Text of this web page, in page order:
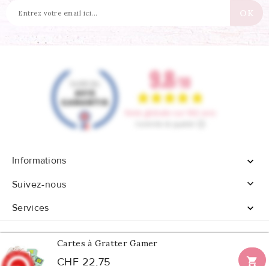
Cartes à Gratter Gamer
CHF 22,75 
Informations

Suivez-nous

Services
